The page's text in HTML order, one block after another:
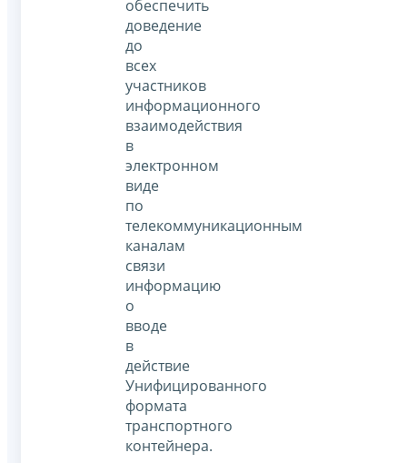
обеспечить
доведение
до
всех
участников
информационного
взаимодействия
в
электронном
виде
по
телекоммуникационным
каналам
связи
информацию
о
вводе
в
действие
Унифицированного
формата
транспортного
контейнера.